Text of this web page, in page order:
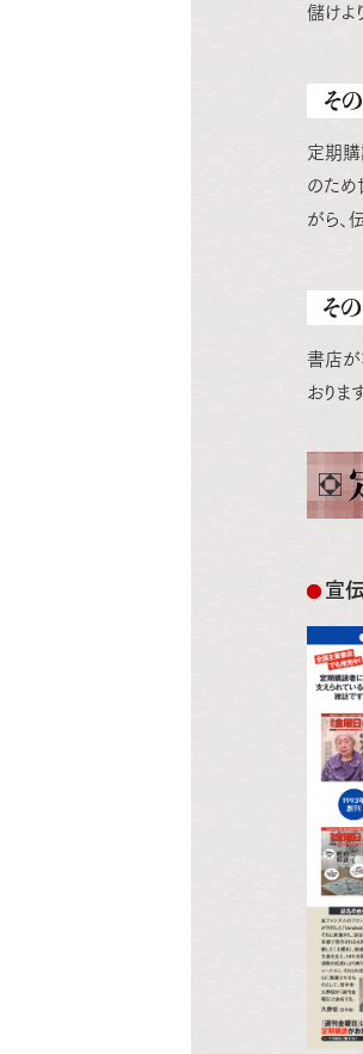
儲けよ
定期購
のため
がら、
書店が
おりま
宣